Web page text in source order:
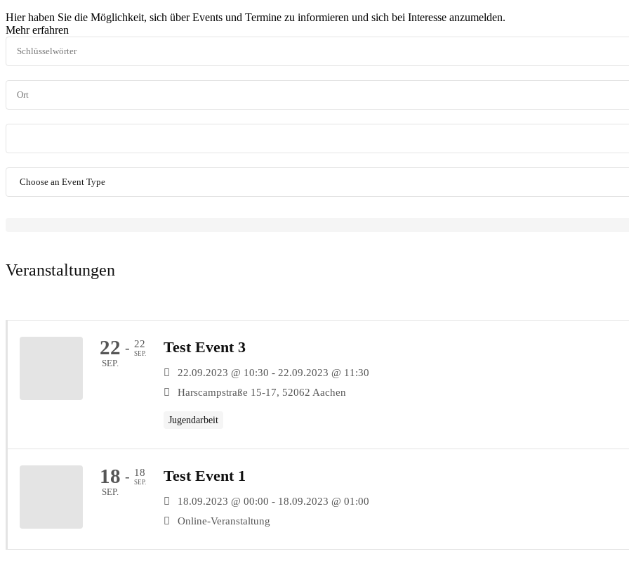
Hier haben Sie die Möglichkeit, sich über Events und Termine zu informieren und sich bei Interesse anzumelden.
Mehr erfahren
Veranstaltungen
22
SEP.
- 22
SEP. Test Event 3
22.09.2023 @ 10:30 - 22.09.2023 @ 11:30
Harscampstraße 15-17, 52062 Aachen
Jugendarbeit
18
SEP.
- 18
SEP. Test Event 1
18.09.2023 @ 00:00 - 18.09.2023 @ 01:00
Online-Veranstaltung